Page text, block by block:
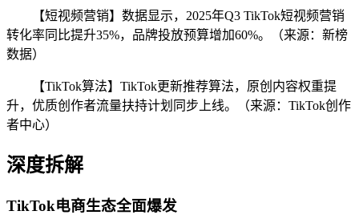
【短视频营销】数据显示，2025年Q3 TikTok短视频营销
转化率同比提升35%，品牌投放预算增加60%。（来源：新榜
数据）
【TikTok算法】TikTok更新推荐算法，原创内容权重提
升，优质创作者流量扶持计划同步上线。（来源：TikTok创作
者中心）
深度拆解
TikTok电商生态全面爆发